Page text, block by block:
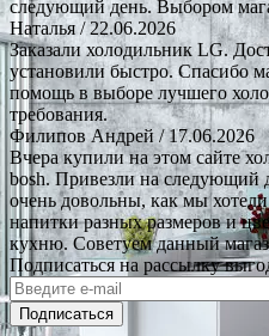
следующий день. Выбором
Наталья/ 22.06.2026
Заказали холодильник LG.
установили быстро. Спасибо
помощь в выборе лучшего
требования.
Филипов Андрей / 17.06.2026
Вчера купили на этом сайте
bosh. Привезли на следующий
очень довольны, как мы
напитки разных размеров и
кухню. Советуем данный
Подписаться на рассылку
Подписаться